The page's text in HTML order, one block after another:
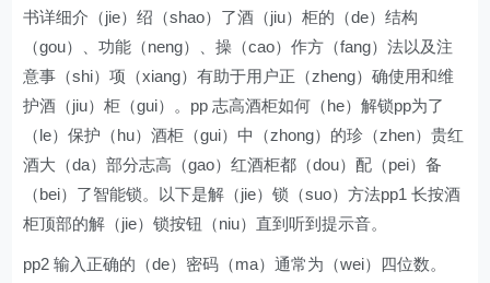
书详细介（jie）绍（shao）了酒（jiu）柜的（de）结构
（gou）、功能（neng）、操（cao）作方（fang）法以及注
意事（shi）项（xiang）有助于用户正（zheng）确使用和维
护酒（jiu）柜（gui）。pp 志高酒柜如何（he）解锁pp为了
（le）保护（hu）酒柜（gui）中（zhong）的珍（zhen）贵红
酒大（da）部分志高（gao）红酒柜都（dou）配（pei）备
（bei）了智能锁。以下是解（jie）锁（suo）方法pp1 长按酒
柜顶部的解（jie）锁按钮（niu）直到听到提示音。
pp2 输入正确的（de）密码（ma）通常为（wei）四位数。